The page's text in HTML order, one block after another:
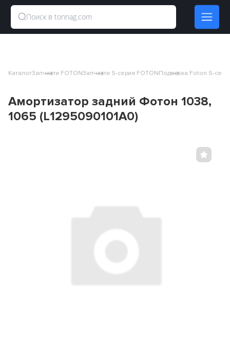
КаталогЗапчасти FOTONЗапчасти S-серия FOTONПодвеска Foton S-
Амортизатор задний Фотон 1038,
1065 (L1295090101A0)